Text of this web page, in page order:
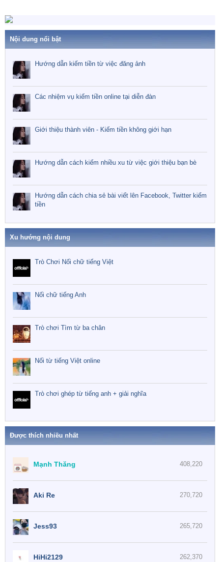
Nội dung nổi bật
Hướng dẫn kiếm tiền từ việc đăng ảnh
Các nhiệm vụ kiếm tiền online tại diễn đàn
Giới thiệu thành viên - Kiếm tiền không giới hạn
Hướng dẫn cách kiếm nhiều xu từ việc giới thiệu bạn bè
Hướng dẫn cách chia sẻ bài viết lên Facebook, Twitter kiếm
tiền
Xu hướng nội dung
Trò Chơi Nối chữ tiếng Việt
Nối chữ tiếng Anh
Trò chơi Tìm từ ba chân
Nối từ tiếng Việt online
Trò chơi ghép từ tiếng anh + giải nghĩa
Được thích nhiều nhất
408,220
Mạnh Thăng
270,720
Aki Re
265,720
Jess93
262,370
HiHi2129